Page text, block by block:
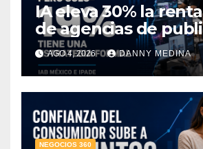
IA eleva 30% la
de agencias de
pone en jaque el
hora: IAB México e
AGO 4, 2026 DANNY MEDINA
NEGOCIOS 360